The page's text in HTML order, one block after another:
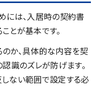
には、入居時の契約書
とが基本です。
か、具体的な内容を契
識のズレが防げます。
ない範囲で設定する必